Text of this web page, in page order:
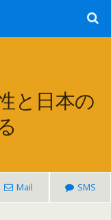
と日本の
Mail SMS